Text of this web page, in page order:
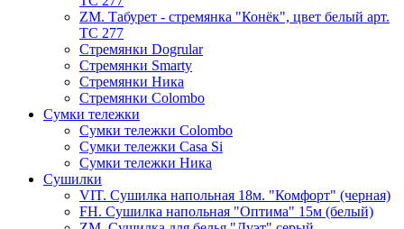
ZM. Табурет - стремянка "Конёк", цвет белый арт.
ТС 277
Стремянки Dogrular
Стремянки Smarty
Стремянки Ника
Стремянки Сolombo
Сумки тележки
Сумки тележки Colombo
Сумки тележки Сasa Si
Сумки тележки Ника
Сушилки
VIT. Сушилка напольная 18м. "Комфорт" (черная)
FH. Сушилка напольная "Оптима" 15м (белый)